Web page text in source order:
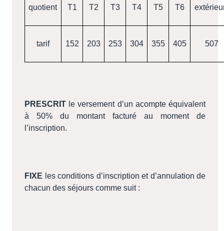
quotient T1 T2 T3 T4 T5 T6
tarif 152 203 253 304 355 405 507
PRESCRIT le versement d’un acompte équivalent
à 50% du montant facturé au moment de
l’inscription.
FIXE les conditions d’inscription et d’annulation de
chacun des séjours comme suit :